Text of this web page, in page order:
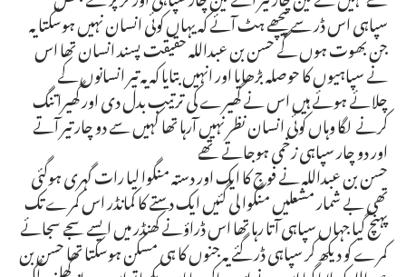
سپاہی اس ڈر سے پیچھے ہٹ آئے کہ یہاں کوئی انسان نہیں ہوسکتا یہ
جن بھوت ہوں گے حسن بن عبداللہ حقیقت پسند انسان تھا اس
نے سپاہیوں کا حوصلہ بڑھایا اور انہیں بتایا کہ یہ تیر انسانوں کے
چلائے ہوئے ہیں اس نے گھیرے کی ترتیب بدل دی اور گھیرا تنگ
کرنے لگا وہاں کوئی انسان نظر نہیں آرہا تھا کہیں سے دو چار تیر آتے
اور دو چار سپاہی زخمی ہوجاتے تھے
حسن بن عبداللہ نے فوج کا ایک اور دستہ منگوا لیا رات گہری ہوگئی
تھی بے شمار مشعلیں منگوا لی گئیں ایک دستے کا کمانڈر اس کمرے تک
پہنچ گیا جہاں سپاہی آتا رہا تھا اس ڈراؤنے کھنڈر میں ایسے سجے سجائے
کمرے کو دیکھ کر سپاہی ڈر گئے یہ جنوں کا ہی مسکن ہوسکتا تھا حسن بن